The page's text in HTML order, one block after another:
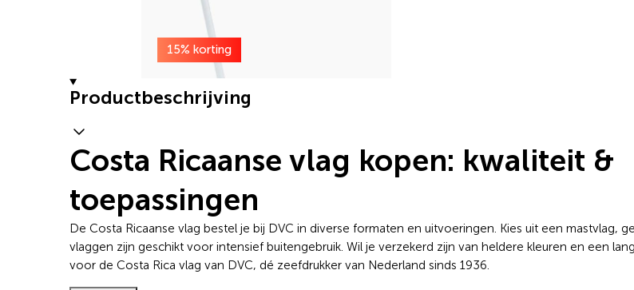
15% korting
Productbeschrijving
Costa Ricaanse vlag kopen: kwaliteit &
toepassingen
De Costa Ricaanse vlag bestel je bij DVC in diverse formaten en uitvoeringen. Kies uit een mastvlag,
vlaggen zijn geschikt voor intensief buitengebruik. Wil je verzekerd zijn van heldere kleuren en een
voor de Costa Rica vlag van DVC, dé zeefdrukker van Nederland sinds 1936.